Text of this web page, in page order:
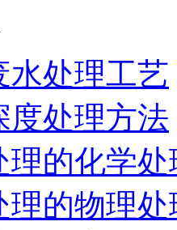
水处理工艺
度处理方法
理的化学
理的物理处